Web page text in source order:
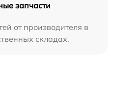
запчасти
от производителя в
складах.